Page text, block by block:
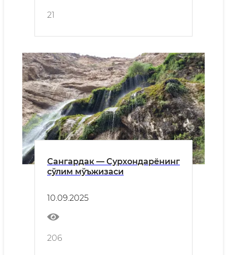
21
Сангардак — Сурхондарёнинг
сўлим мўъжизаси
10.09.2025
206